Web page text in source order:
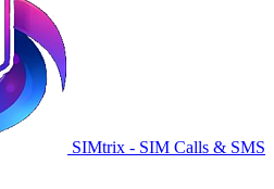
SIMtrix - SIM Calls & SMS